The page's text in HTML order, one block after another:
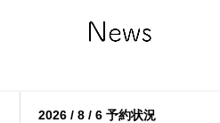
2026 / 8 / 6 予約状況